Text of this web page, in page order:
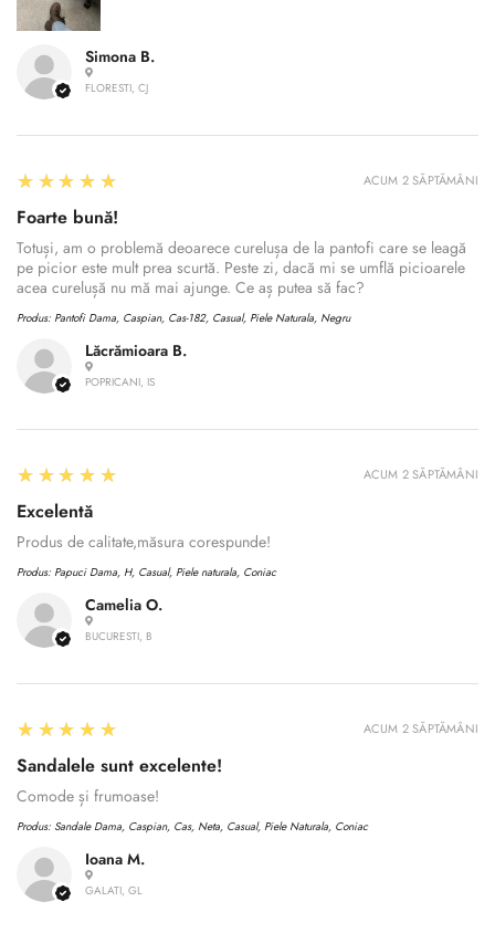
Simona B.
FLORESTI, CJ
Lăcrămioara B.
POPRICANI, IS
5
★★★★★
Foarte bună!
Totuși, am o problemă deoarece curelușa de la pantofi care se leagă
pe picior este mult prea scurtă. Peste zi, dacă mi se umflă picioarele
acea curelușă nu mă mai ajunge. Ce aș putea să fac?
Produs: Pantofi Dama, Caspian, Cas-182, Casual, Piele Naturala, Negru
ACUM 2 SĂPTĂMÂNI
Camelia O.
BUCURESTI, B
5
★★★★★
Excelentă
Produs de calitate,măsura corespunde!
Produs: Papuci Dama, H, Casual, Piele naturala, Coniac
ACUM 2 SĂPTĂMÂNI
Ioana M.
GALATI, GL
5
★★★★★
Sandalele sunt excelente!
Comode și frumoase!
Produs: Sandale Dama, Caspian, Cas, Neta, Casual, Piele Naturala, Coniac
ACUM 2 SĂPTĂMÂNI
Confirm your age